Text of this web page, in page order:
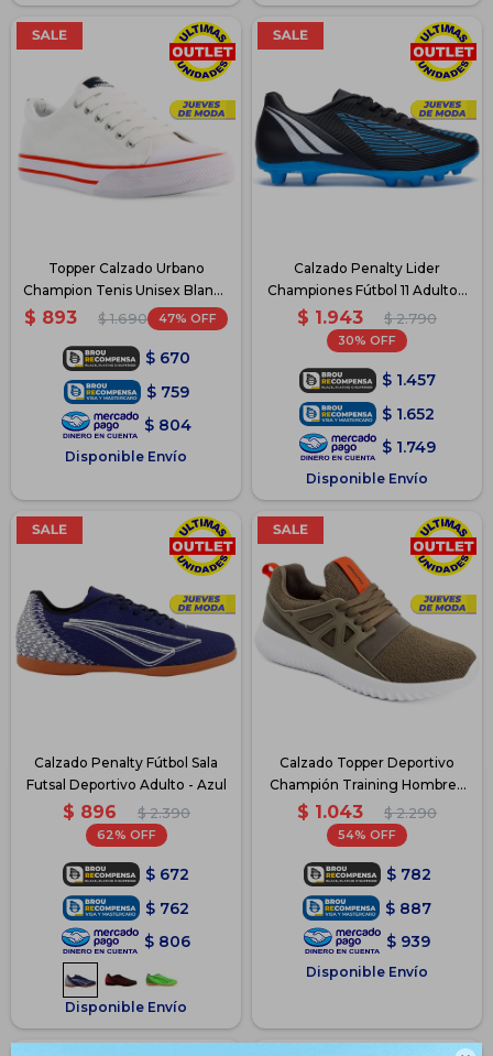
Topper Calzado Urbano
Champion Tenis Unisex Blanco
- Blanco
$ 893 $ 1.690 47
$ 670
$ 759
$ 804
Disponible Envío
Calzado Penalty Lider
Championes Fútbol 11 Adulto -
Azul
$ 1.943 $ 2.790
30
$ 1.457
$ 1.652
$ 1.749
Disponible Envío
Calzado Penalty Fútbol Sala
Futsal Deportivo Adulto - Azul
$ 896 $ 2.390
62
$ 672
$ 762
$ 806
Disponible Envío
Calzado Topper Deportivo
Champión Training Hombre -
Verde-Naranja
$ 1.043 $ 2.290
54
$ 782
$ 887
$ 939
Disponible Envío